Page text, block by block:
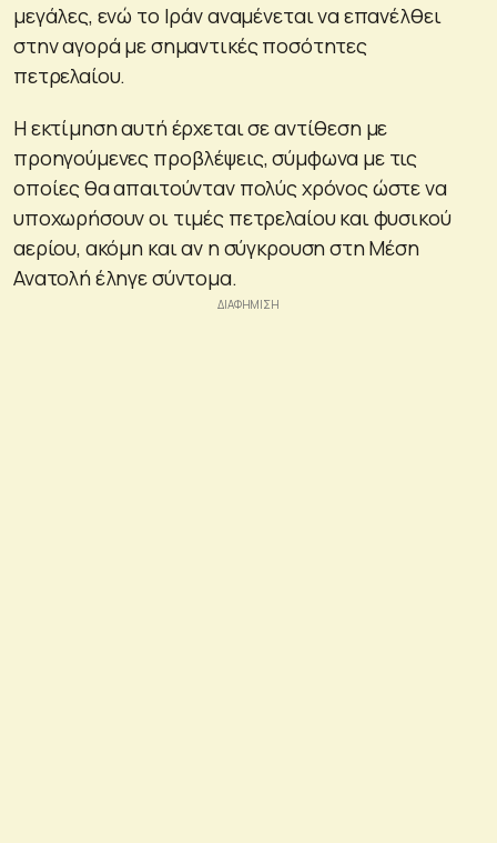
μεγάλες, ενώ το Ιράν αναμένεται να επανέλθει
στην αγορά με σημαντικές ποσότητες
πετρελαίου.
Η εκτίμηση αυτή έρχεται σε αντίθεση με
προηγούμενες προβλέψεις, σύμφωνα με τις
οποίες θα απαιτούνταν πολύς χρόνος ώστε να
υποχωρήσουν οι τιμές πετρελαίου και φυσικού
αερίου, ακόμη και αν η σύγκρουση στη Μέση
Ανατολή έληγε σύντομα.